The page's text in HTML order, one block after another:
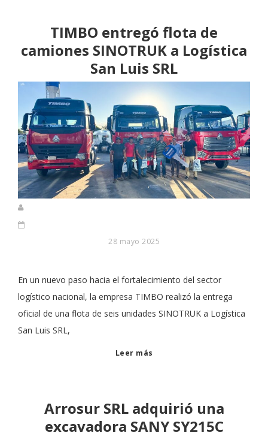
TIMBO entregó flota de
camiones SINOTRUK a Logística
San Luis SRL
28 mayo 2025
En un nuevo paso hacia el fortalecimiento del sector
logístico nacional, la empresa TIMBO realizó la entrega
oficial de una flota de seis unidades SINOTRUK a Logística
San Luis SRL,
Leer más
Arrosur SRL adquirió una
excavadora SANY SY215C